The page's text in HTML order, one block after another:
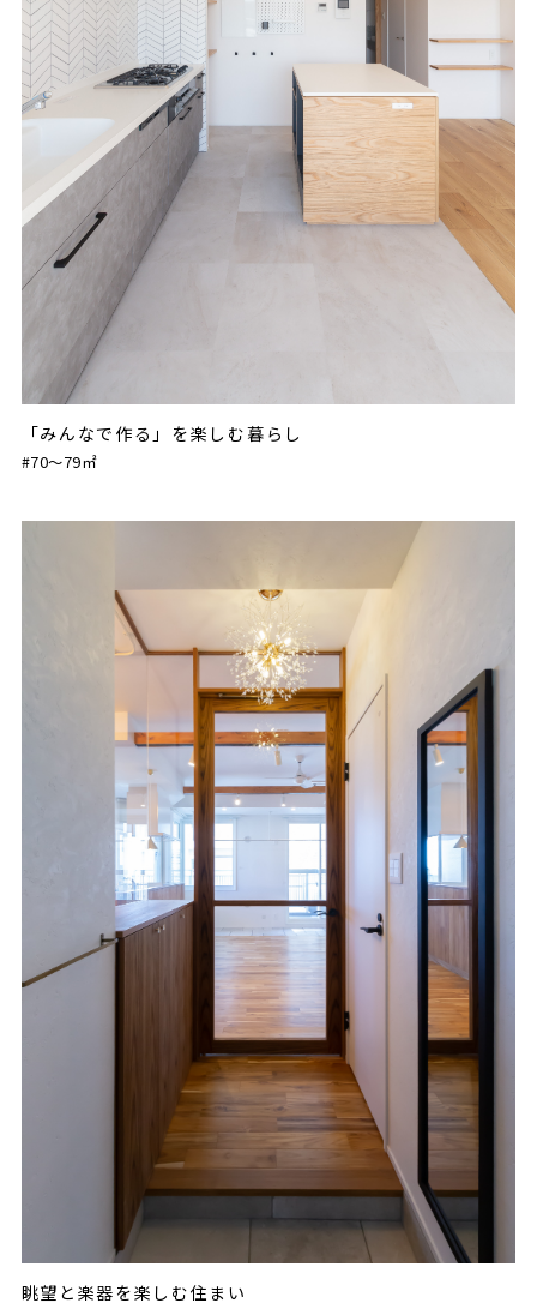
「みんなで作る」を楽しむ暮らし
#70〜79㎡
眺望と楽器を楽しむ住まい